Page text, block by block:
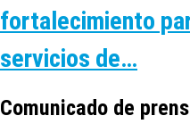
fortalecimiento
servicios de…
Comunicado de